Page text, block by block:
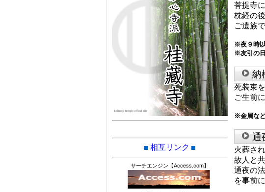
菩提寺
枕経の
ご遺族
※夜９時
※友引の
納
死装束
ご生前
※金属な
通
火葬さ
故人と
通夜の
を事前
相互リンク
サーチエンジン【Access.com】